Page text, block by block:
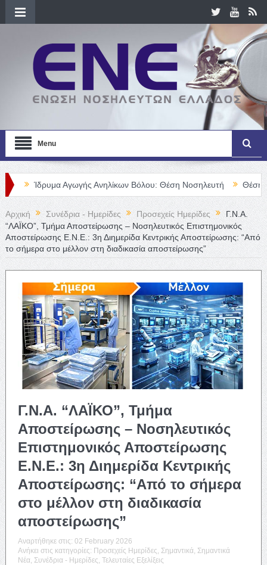
Menu
Αγωγής Ανηλίκων Βόλου: Θέση Νοσηλευτή Θέση
Αρχική Συνέδρια - Ημερίδες Προσεχείς Ημερίδες
Γ.Ν.Α.
“ΛΑΪΚΟ”, Τμήμα Αποστείρωσης – Νοσηλευτικός Επιστημονικός
Αποστείρωσης Ε.Ν.Ε.: 3η Διημερίδα Κεντρικής Αποστείρωσης: “Από
το σήμερα στο μέλλον στη διαδικασία αποστείρωσης”
Γ.Ν.Α. “ΛΑΪΚΟ”, Τμήμα
Αποστείρωσης – Νοσηλευτικός
Επιστημονικός Αποστείρωσης
Ε.Ν.Ε.: 3η Διημερίδα Κεντρικής
Αποστείρωσης: “Από το σήμερα
στο μέλλον στη διαδικασία
αποστείρωσης”
Αναρτήθηκε στις: 02 February 2026
Ανήκει στις κατηγορίες: Προσεχείς Ημερίδες Σημαντικά Σημαντικά
Νέα Συνέδρια - Ημερίδες Τελευταίες Εξελίξεις